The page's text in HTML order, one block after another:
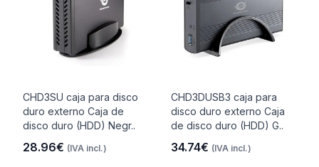
CHD3SU caja para disco
duro externo Caja de
disco duro (HDD) Negr..
28.96€ (IVA incl.)
CHD3DUSB3 caja para
disco duro externo Caja
de disco duro (HDD) G..
34.74€ (IVA incl.)